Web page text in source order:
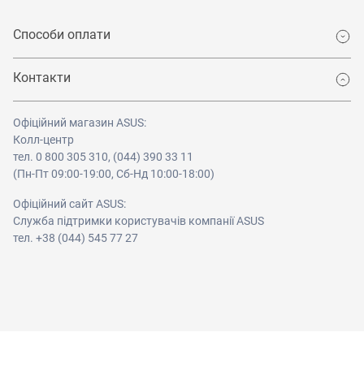
Способи оплати
Контакти
Офіційний магазин ASUS:
Колл-центр
тел. 0 800 305 310, (044) 390 33 11
(Пн-Пт 09:00-19:00, Сб-Нд 10:00-18:00)
Офіційний сайт ASUS:
Служба підтримки користувачів компанії ASUS
тел. +38 (044) 545 77 27